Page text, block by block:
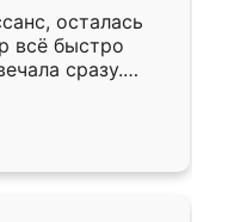
осталась
всё быстро
сразу.
подошёл к
Собрали
даже